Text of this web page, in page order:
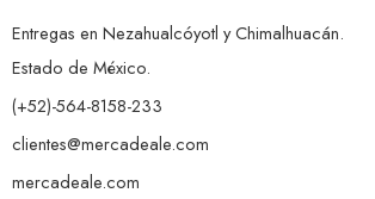
Entregas en Nezahualcóyotl y Chimalhuacán.
Estado de México.
(+52)-564-8158-233
clientes@mercadeale.com
mercadeale.com